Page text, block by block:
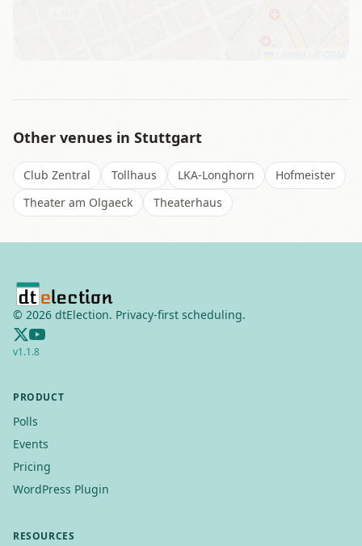
Other venues in Stuttgart
Club Zentral Tollhaus LKA-Longhorn
Hofmeister
Theater am Olgaeck
Theaterhaus
© 2026 dtElection. Privacy-first scheduling.
v1.1.8
PRODUCT
Polls
Events
Pricing
WordPress Plugin
RESOURCES